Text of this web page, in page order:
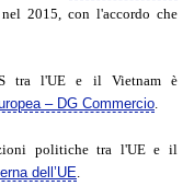
2015, con l'accordo che
tra l'UE e il Vietnam è
– DG Commercio.
politiche tra l'UE e il
dell’UE.